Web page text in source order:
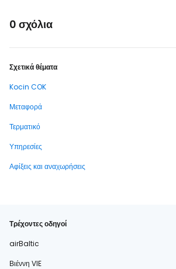
0 σχόλια
Σχετικά θέματα
Kocin COK
Μεταφορά
Τερματικό
Υπηρεσίες
Αφίξεις και αναχωρήσεις
Τρέχοντες οδηγοί
airBaltic
Βιέννη VIE